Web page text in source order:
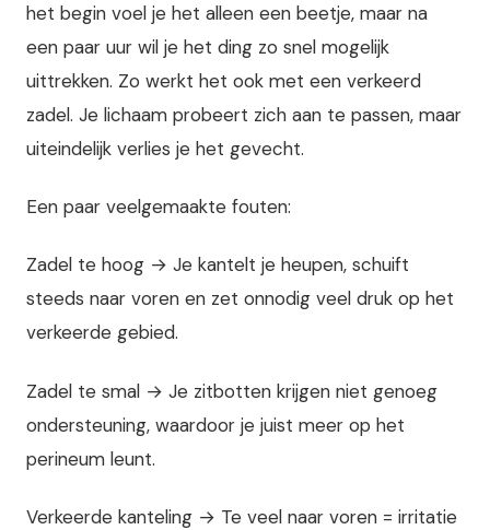
het begin voel je het alleen een beetje, maar na
een paar uur wil je het ding zo snel mogelijk
uittrekken. Zo werkt het ook met een verkeerd
zadel. Je lichaam probeert zich aan te passen, maar
uiteindelijk verlies je het gevecht.
Een paar veelgemaakte fouten:
Zadel te hoog → Je kantelt je heupen, schuift
steeds naar voren en zet onnodig veel druk op het
verkeerde gebied.
Zadel te smal → Je zitbotten krijgen niet genoeg
ondersteuning, waardoor je juist meer op het
perineum leunt.
Verkeerde kanteling → Te veel naar voren = irritatie